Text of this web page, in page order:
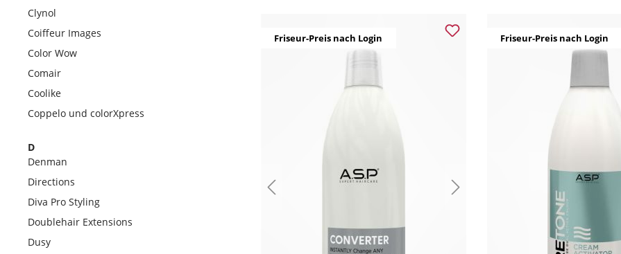
Clynol
Coiffeur Images
Color Wow
Comair
Coolike
Coppelo und colorXpress
D
Denman
Directions
Diva Pro Styling
Doublehair Extensions
Dusy
Friseur-Preis nach Login Friseur-Preis nach Login